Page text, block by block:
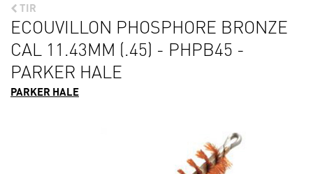
TIR
ECOUVILLON PHOSPHORE BRONZE
CAL 11.43MM (.45) - PHPB45 -
PARKER HALE
PARKER HALE